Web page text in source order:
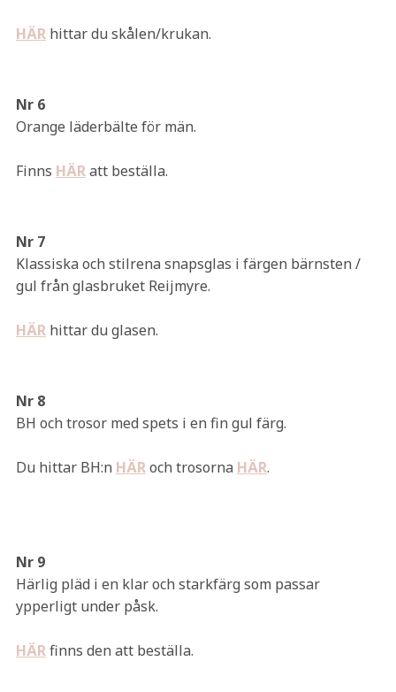
HÄRhittar du skålen/krukan.
Nr 6
Orange läderbälte för män.
Finns HÄRatt beställa.
Nr 7
Klassiska och stilrena snapsglas i färgen bärnsten /
gul från glasbruket Reijmyre.
HÄRhittar du glasen.
Nr 8
BH och trosor med spets i en fin gul färg.
Du hittar BH:n HÄRoch trosorna HÄR.
Nr 9
Härlig pläd i en klar och starkfärg som passar
ypperligt under påsk.
HÄRfinns den att beställa.